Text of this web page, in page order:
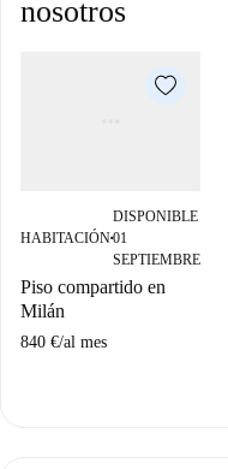
nosotros
HABITACIÓN■
DISPONIBLE
01
SEPTIEMBRE
Piso compartido en
Milán
840 €/al mes